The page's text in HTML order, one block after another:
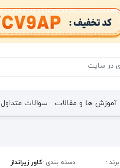
آموزش ها و مقالات سوالات متداول
برند : دسته بندی :کاور زیرانداز